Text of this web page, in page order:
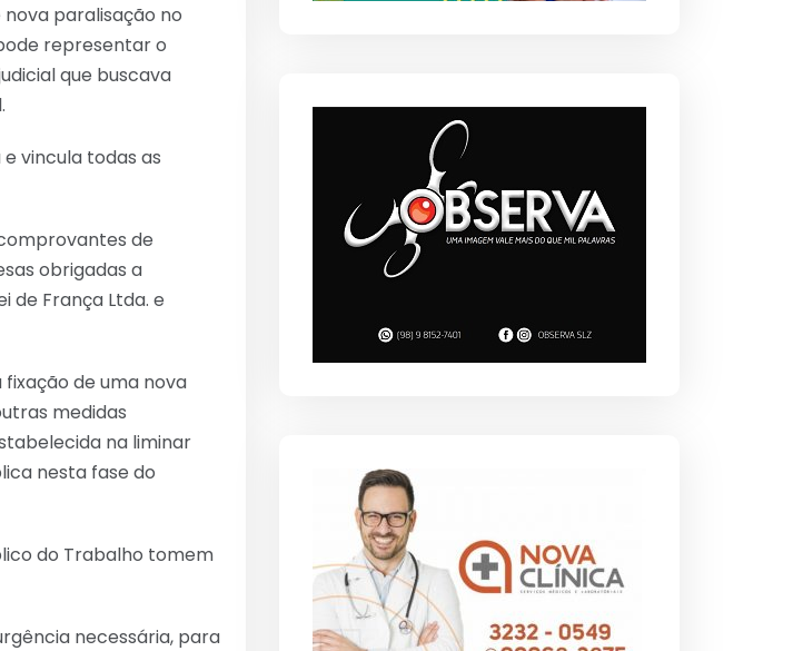
paralisação no
representar o
que buscava
vincula todas as
de
obrigadas a
de França Ltda. e
de uma nova
medidas
na liminar
nesta fase do
do Trabalho tomem
necessária, para